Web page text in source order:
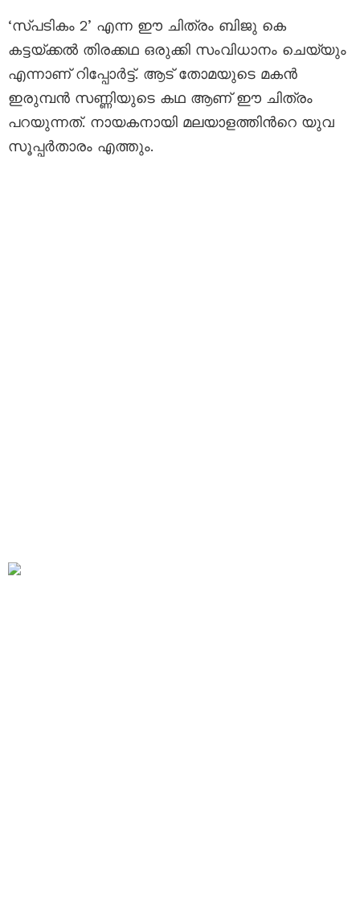
‘സ്പടികം 2’ എന്ന ഈ ചിത്രം ബിജു കെ
കട്ടയ്ക്കൽ തിരക്കഥ ഒരുക്കി സംവിധാനം ചെയ്യും
എന്നാണ് റിപ്പോർട്ട്. ആട് തോമയുടെ മകൻ
ഇരുമ്പൻ സണ്ണിയുടെ കഥ ആണ് ഈ ചിത്രം
പറയുന്നത്. നായകനായി മലയാളത്തിന്‍റെ യുവ
സൂപ്പർതാരം എത്തും.